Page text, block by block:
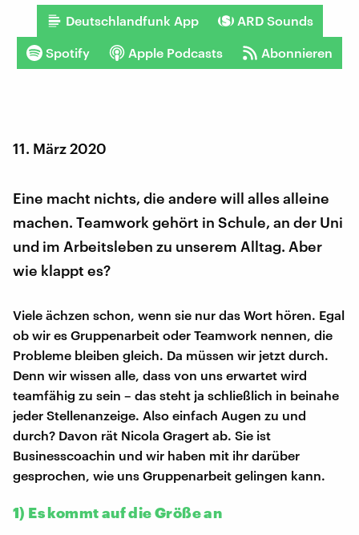
Deutschlandfunk App ARD Sounds
Spotify Apple Podcasts Abonnieren
11. März 2020
Eine macht nichts, die andere will alles alleine
machen. Teamwork gehört in Schule, an der Uni
und im Arbeitsleben zu unserem Alltag. Aber
wie klappt es?
Viele ächzen schon, wenn sie nur das Wort hören. Egal
ob wir es Gruppenarbeit oder Teamwork nennen, die
Probleme bleiben gleich. Da müssen wir jetzt durch.
Denn wir wissen alle, dass von uns erwartet wird
teamfähig zu sein – das steht ja schließlich in beinahe
jeder Stellenanzeige. Also einfach Augen zu und
durch? Davon rät Nicola Gragert ab. Sie ist
Businesscoachin und wir haben mit ihr darüber
gesprochen, wie uns Gruppenarbeit gelingen kann.
1) Es kommt auf die Größe an